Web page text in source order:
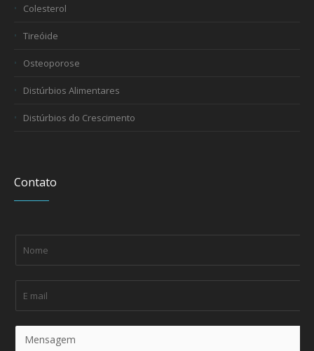
Colesterol
Tireóide
Osteoporose
Distúrbios Alimentares
Distúrbios do Crescimento
Contato